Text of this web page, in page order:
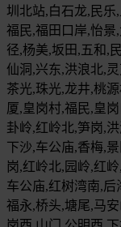
圳北站,白石龙,民乐
福民,福田口岸,怡景
径,杨美,坂田,五和,
仙洞,兴东,洪浪北,
茶光,珠光,龙井,桃
厦,皇岗村,福民,皇
卦岭,红岭北,笋岗,
下沙,车公庙,香梅,
岗,红岭北,园岭,红
车公庙,红树湾南,后
福永,桥头,塘尾,马